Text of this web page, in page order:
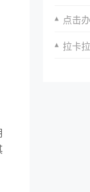
点击办
拉卡拉